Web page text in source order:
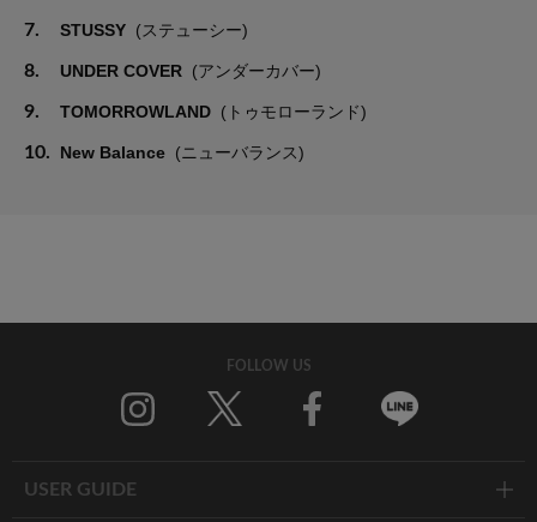
7. STUSSY (ステューシー)
8. UNDER COVER (アンダーカバー)
9. TOMORROWLAND (トゥモローランド)
10. New Balance (ニューバランス)
FOLLOW US
USER GUIDE